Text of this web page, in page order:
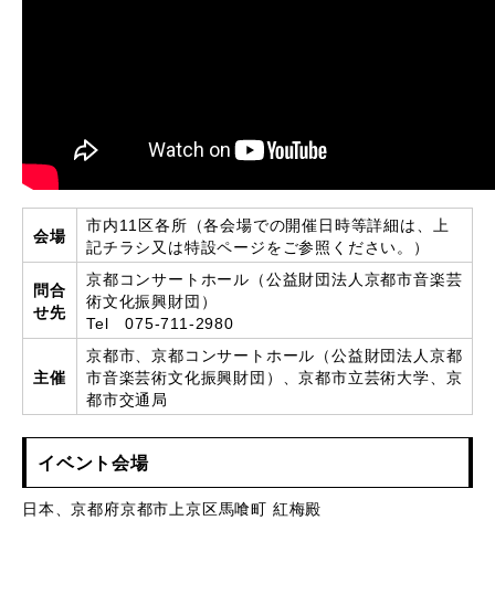
会場
市内11区各所（各会場での開催日時等詳細は、上
記チラシ又は特設ページをご参照ください。）
問合
せ先
京都コンサートホール（公益財団法人京都市音楽芸
術文化振興財団）
Tel 075-711-2980
主催
京都市、京都コンサートホール（公益財団法人京都
市音楽芸術文化振興財団）、京都市立芸術大学、京
都市交通局
イベント会場
日本、京都府京都市上京区馬喰町 紅梅殿